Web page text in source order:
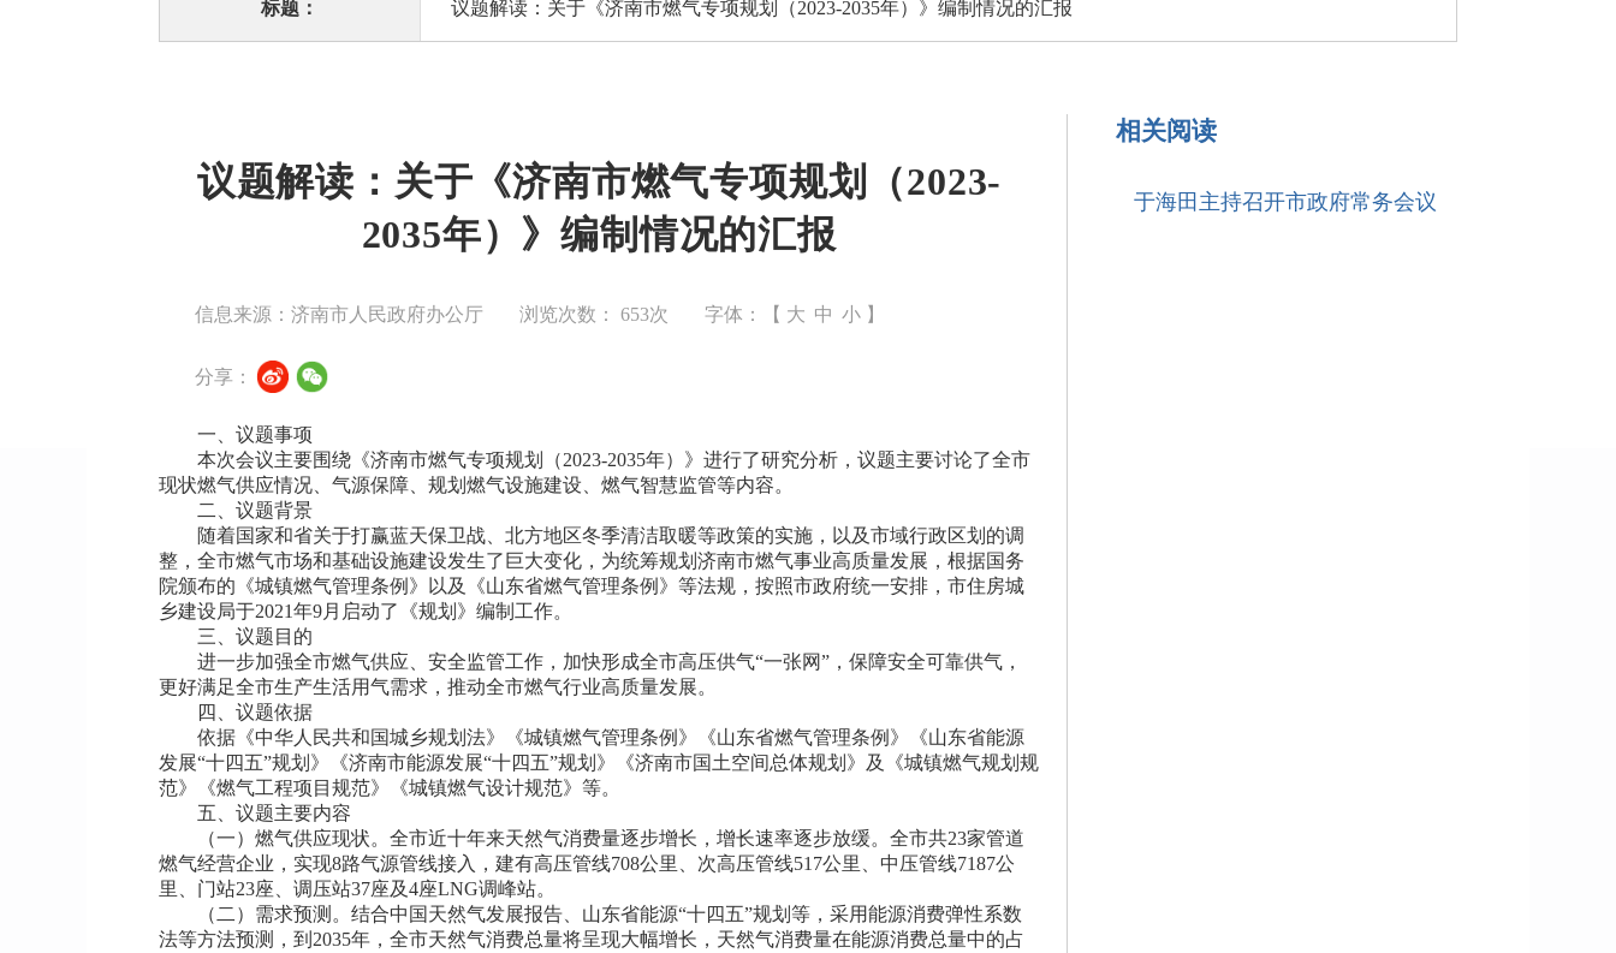
标题： 议题解读：关于《济南市燃气专项规划（2023-2035年）》编制情况的汇报
议题解读：关于《济南市燃气专项规划（2023-
2035年）》编制情况的汇报
信息来源：济南市人民政府办公厅 浏览次数： 653次 字体：【 大 中 小 】
分享：
一、议题事项
本次会议主要围绕《济南市燃气专项规划（2023-2035年）》进行了研究分析，议题主要讨论了全市
现状燃气供应情况、气源保障、规划燃气设施建设、燃气智慧监管等内容。
二、议题背景
随着国家和省关于打赢蓝天保卫战、北方地区冬季清洁取暖等政策的实施，以及市域行政区划的调
整，全市燃气市场和基础设施建设发生了巨大变化，为统筹规划济南市燃气事业高质量发展，根据国务
院颁布的《城镇燃气管理条例》以及《山东省燃气管理条例》等法规，按照市政府统一安排，市住房城
乡建设局于2021年9月启动了《规划》编制工作。
三、议题目的
进一步加强全市燃气供应、安全监管工作，加快形成全市高压供气“一张网”，保障安全可靠供气，
更好满足全市生产生活用气需求，推动全市燃气行业高质量发展。
四、议题依据
依据《中华人民共和国城乡规划法》《城镇燃气管理条例》《山东省燃气管理条例》《山东省能源
发展“十四五”规划》《济南市能源发展“十四五”规划》《济南市国土空间总体规划》及《城镇燃气规划规
范》《燃气工程项目规范》《城镇燃气设计规范》等。
五、议题主要内容
（一）燃气供应现状。全市近十年来天然气消费量逐步增长，增长速率逐步放缓。全市共23家管道
燃气经营企业，实现8路气源管线接入，建有高压管线708公里、次高压管线517公里、中压管线7187公
里、门站23座、调压站37座及4座LNG调峰站。
（二）需求预测。结合中国天然气发展报告、山东省能源“十四五”规划等，采用能源消费弹性系数
法等方法预测，到2035年，全市天然气消费总量将呈现大幅增长，天然气消费量在能源消费总量中的占
相关阅读
于海田主持召开市政府常务会议